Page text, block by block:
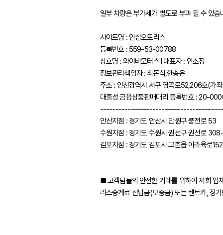
일부 차량은 부가세가 별도로 부과 될 수 있습
사이트명 : 안심오토리스
등록번호 : 559-53-00788
상호명 : 와이비모터스 l 대표자 : 안소정
정보관리책임자 : 최돈식,한송은
주소 : 인천광역시 서구 염곡로52,206호(가
대출성 금융상품판매대리 등록번호 : 20-
안산지점 : 경기도 안산시 단원구 풍전로 53
수원지점 : 경기도 수원시 권선구 권선로
김포지점 : 경기도 김포시 고촌읍 아라육로
■ 고객님들의 안전한 거래를 위하여 저희 업
리스승계료 선납금(보증금) 또는 렌트카, 장